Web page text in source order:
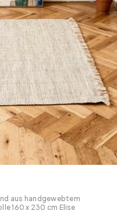
aus handgewebtem
160 x 230 cm Elise